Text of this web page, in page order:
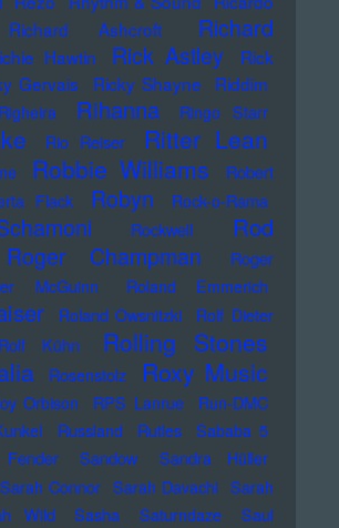
Richard Ashcroft
Richard
Hawtin Rick Astley
Rick
Gervais Ricky Shayne Riddim
Righeira Rihanna Ringo Starr
Rio Reiser Ritter Lean
Robbie Williams
Robert
Flack Robyn Rock-o-Rama
Rockwell
Rod
Roger Champman
Roger
McGuinn Roland Emmerich
Roland Owsnitzki
Rolf Dieter
Rolf Kühn Rolling Stones
Rosenstolz Roxy Music
Orbison RPS Lanrue
Run-DMC
Russland Rutles
Sababa 5
Sandow Sandra Hüller
Sarah Connor Sarah Davachi Sarah
Wild Sasha Saturndaze
Saul